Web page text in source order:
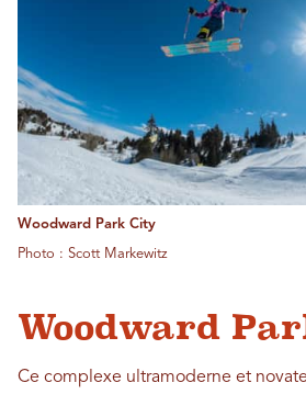
Woodward Park City
Photo : Scott Markewitz
Woodward
Ce complexe ultramoderne et